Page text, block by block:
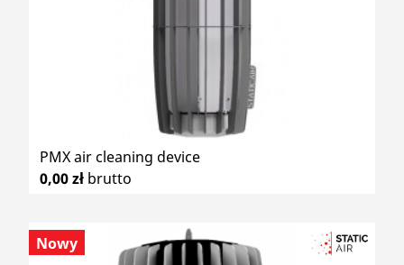
PMX air cleaning device
0,00 zł brutto
Nowy